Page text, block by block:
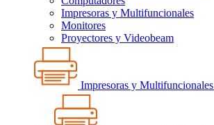
Impresoras y Multifuncionales
Monitores
Proyectores y Videobeam
Impresoras y Multifuncionales